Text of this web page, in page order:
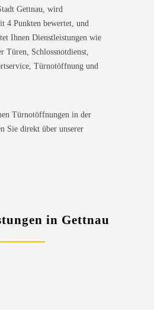
Gettnau, wird
4 Punkten bewertet, und
Ihnen Dienstleistungen wie
Türen, Schlossnotdienst,
Türnotöffnung und
Türnotöffnungen in der
Sie direkt über unserer
in Gettnau